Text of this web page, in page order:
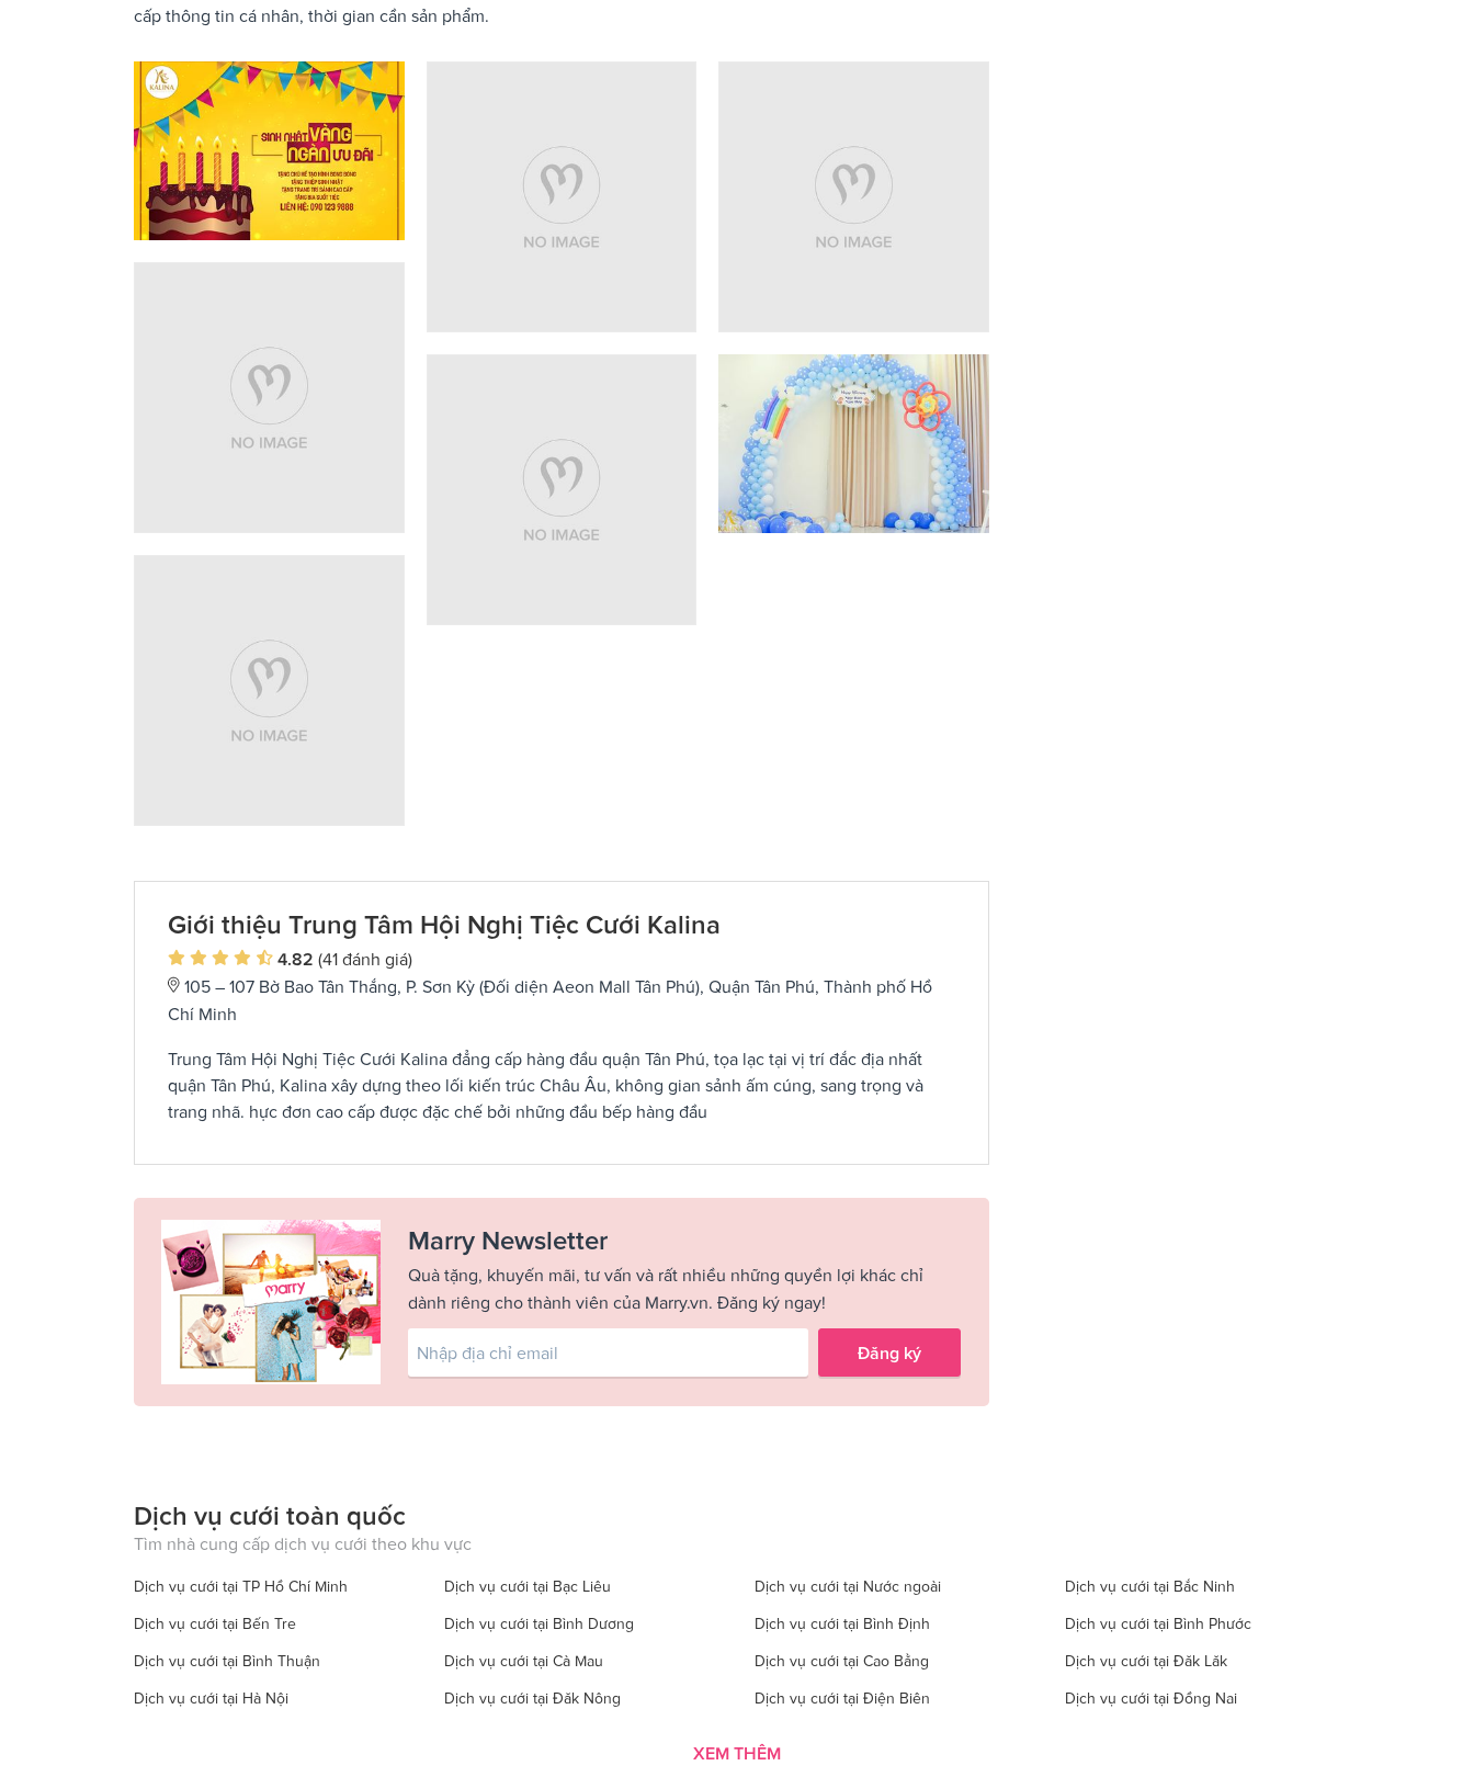
cấp thông tin cá nhân, thời gian cần sản phẩm.
Giới thiệu Trung Tâm Hội Nghị Tiệc Cưới Kalina
4.82 (41 đánh giá)
105 – 107 Bờ Bao Tân Thắng, P. Sơn Kỳ (Đối diện Aeon Mall Tân Phú), Quận Tân Phú, Thành phố Hồ
Chí Minh
Trung Tâm Hội Nghị Tiệc Cưới Kalina đẳng cấp hàng đầu quận Tân Phú, tọa lạc tại vị trí đắc địa nhất
quận Tân Phú, Kalina xây dựng theo lối kiến trúc Châu Âu, không gian sảnh ấm cúng, sang trọng và
trang nhã. hực đơn cao cấp được đặc chế bởi những đầu bếp hàng đầu
Marry Newsletter
Quà tặng, khuyến mãi, tư vấn và rất nhiều những quyền lợi khác chỉ
dành riêng cho thành viên của Marry.vn. Đăng ký ngay!
Đăng ký
Dịch vụ cưới toàn quốc
Tìm nhà cung cấp dịch vụ cưới theo khu vực
Dịch vụ cưới tại TP Hồ Chí Minh Dịch vụ cưới tại Bạc Liêu Dịch vụ cưới tại Nước ngoài Dịch vụ cưới tại Bắc Ninh
Dịch vụ cưới tại Bến Tre Dịch vụ cưới tại Bình Dương Dịch vụ cưới tại Bình Định Dịch vụ cưới tại Bình Phước
Dịch vụ cưới tại Bình Thuận Dịch vụ cưới tại Cà Mau Dịch vụ cưới tại Cao Bằng Dịch vụ cưới tại Đăk Lăk
Dịch vụ cưới tại Hà Nội Dịch vụ cưới tại Đăk Nông Dịch vụ cưới tại Điện Biên Dịch vụ cưới tại Đồng Nai
XEM THÊM